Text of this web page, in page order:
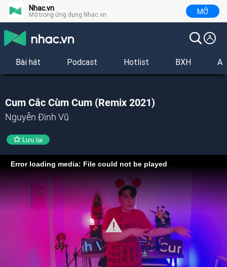
Nhac.vn
Mở trong ứng dụng Nhac.vn MỞ
Bài hát Podcast Hotlist BXH
Cum Cắc Cùm Cum (Remix 2021)
Nguyễn Đình Vũ
Lưu lại
Error loading media: File could not be played